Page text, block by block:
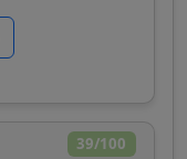
39/100